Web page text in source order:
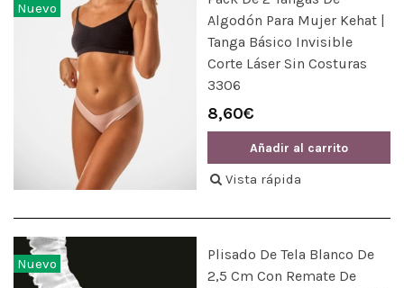
Nuevo
Algodón Para Mujer Kehat |
Tanga Básico Invisible
Corte Láser Sin Costuras
3306
8,60€
Añadir al carrito
Vista rápida
Nuevo
Plisado De Tela Blanco De
2,5 Cm Con Remate De